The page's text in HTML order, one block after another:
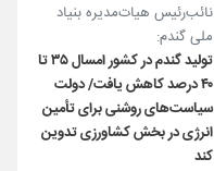
نائب‌رئیس هیات‌مدیره بنیاد
ملی گندم:
تولید گندم در کشور امسال ۳۵ تا
۴۰ درصد کاهش یافت/ دولت
سیاست‌های روشنی برای تأمین
انرژی در بخش کشاورزی تدوین
کند